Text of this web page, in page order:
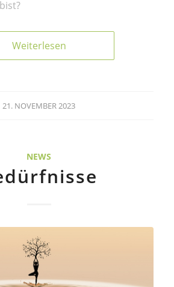
Weiterlesen
21. NOVEMBER 2023
NEWS